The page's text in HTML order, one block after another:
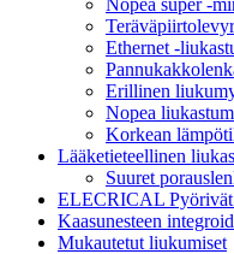
Ethernet -
Erillinen
Nopea
Korkean
Lääketieteellinen
Suuret
ELECRICAL
Kaasunesteen
Mukautetut liukumiset